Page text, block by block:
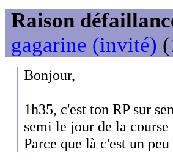
Raison
gagarine (invité)
Bonjour,
1h35, c'est ton RP sur
semi le jour de la
Parce que là c'est un